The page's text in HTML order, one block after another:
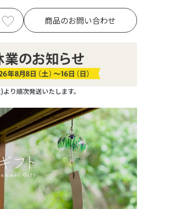
商品のお問い合わせ
り順次発送いたします。